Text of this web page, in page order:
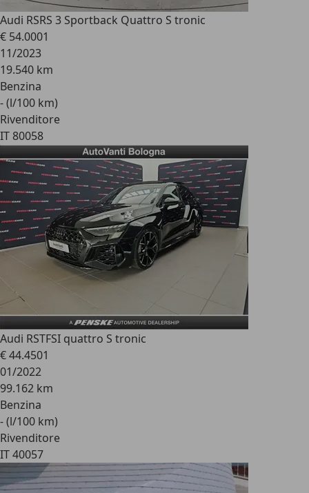
Audi RSRS 3 Sportback Quattro S tronic
€ 54.0001
11/2023
19.540 km
Benzina
- (l/100 km)
Rivenditore
IT 80058
Audi RSTFSI quattro S tronic
€ 44.4501
01/2022
99.162 km
Benzina
- (l/100 km)
Rivenditore
IT 40057